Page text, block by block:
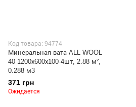
Код товара: 94774
Минеральная вата ALL WOOL
40 1200х600х100-4шт, 2.88 м²,
0.288 м3
371 грн
Ожидается